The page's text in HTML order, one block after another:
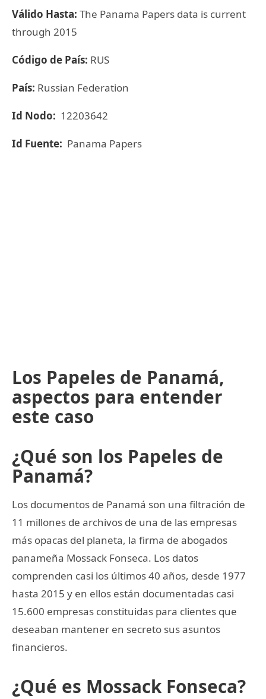
Válido Hasta: The Panama Papers data is current
through 2015
Código de País: RUS
País: Russian Federation
Id Nodo: 12203642
Id Fuente: Panama Papers
Los Papeles de Panamá,
aspectos para entender
este caso
¿Qué son los Papeles de
Panamá?
Los documentos de Panamá son una filtración de
11 millones de archivos de una de las empresas
más opacas del planeta, la firma de abogados
panameña Mossack Fonseca. Los datos
comprenden casi los últimos 40 años, desde 1977
hasta 2015 y en ellos están documentadas casi
15.600 empresas constituidas para clientes que
deseaban mantener en secreto sus asuntos
financieros.
¿Qué es Mossack Fonseca?